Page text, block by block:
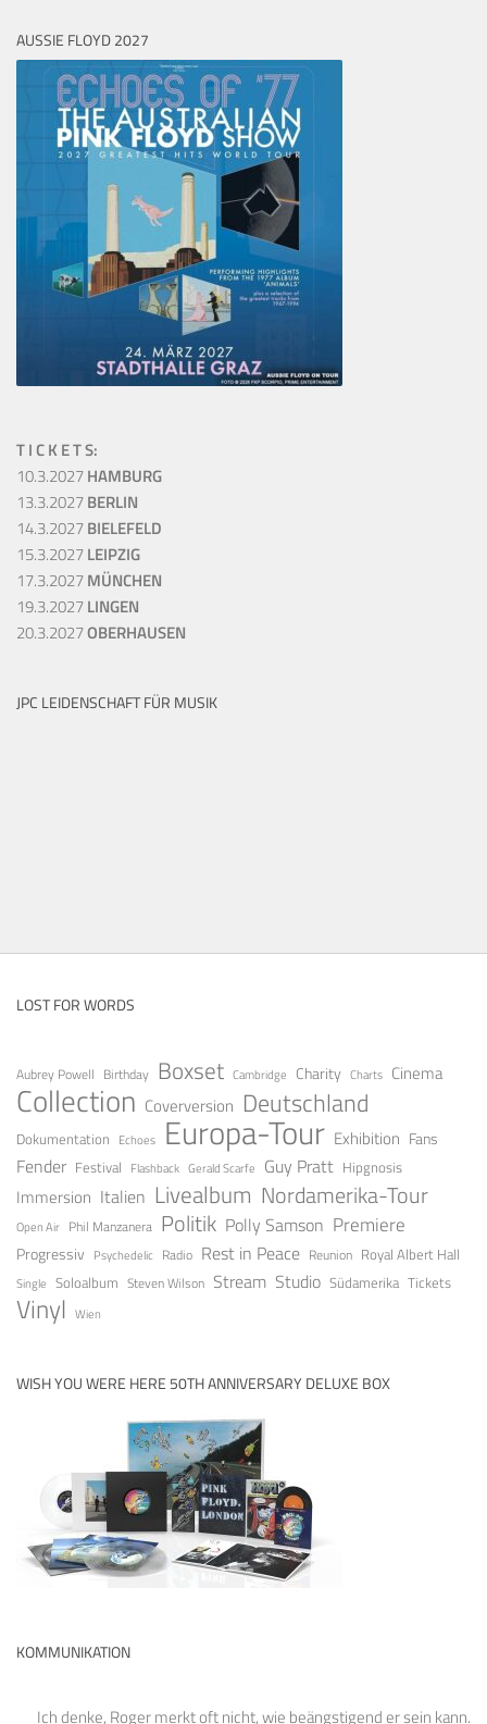
AUSSIE FLOYD 2027
T I C K E T S:
10.3.2027HAMBURG
13.3.2027BERLIN
14.3.2027BIELEFELD
15.3.2027LEIPZIG
17.3.2027MÜNCHEN
19.3.2027LINGEN
20.3.2027OBERHAUSEN
JPC LEIDENSCHAFT FÜR MUSIK
LOST FOR WORDS
Aubrey Powell Birthday Boxset Cambridge Charity Charts Cinema
Collection Coverversion Deutschland
Dokumentation Echoes Europa-Tour Exhibition Fans
Fender Festival Flashback Gerald Scarfe Guy Pratt Hipgnosis
Immersion Italien Livealbum Nordamerika-Tour
Open Air Phil Manzanera Politik Polly Samson Premiere
Progressiv Psychedelic Radio Rest in Peace Reunion Royal Albert Hall
Single Soloalbum Steven Wilson Stream Studio Südamerika Tickets
Vinyl Wien
WISH YOU WERE HERE 50TH ANNIVERSARY DELUXE BOX
KOMMUNIKATION
Ich denke, Roger merkt oft nicht, wie beängstigend er sein kann.